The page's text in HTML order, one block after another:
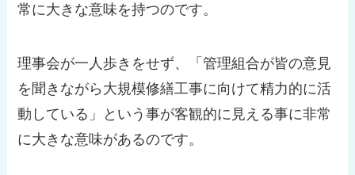
常に大きな意味を持つのです。
理事会が一人歩きをせず、「管理組合が皆の意見
を聞きながら大規模修繕工事に向けて精力的に活
動している」という事が客観的に見える事に非常
に大きな意味があるのです。